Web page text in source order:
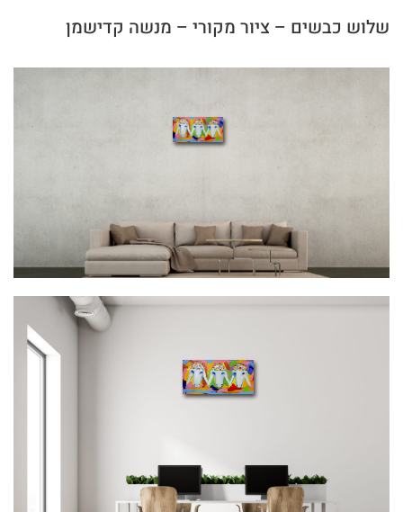
שלוש כבשים – ציור מקורי – מנשה קדישמן